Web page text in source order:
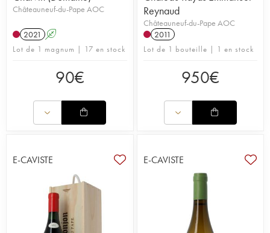
Châteauneuf-du-Pape AOC
2021 A
Lot de 1 magnum | 17 en stock
90€
Reynaud
Châteauneuf-du-Pape AOC
2011
Lot de 1 bouteille | 1 en stock
950€
E-CAVISTE E-CAVISTE